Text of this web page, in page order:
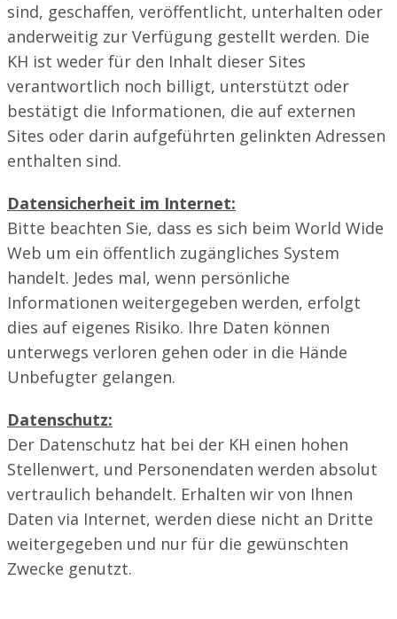
sind, geschaffen, veröffentlicht, unterhalten oder
anderweitig zur Verfügung gestellt werden. Die
KH ist weder für den Inhalt dieser Sites
verantwortlich noch billigt, unterstützt oder
bestätigt die Informationen, die auf externen
Sites oder darin aufgeführten gelinkten Adressen
enthalten sind.
Datensicherheit im Internet:
Bitte beachten Sie, dass es sich beim World Wide
Web um ein öffentlich zugängliches System
handelt. Jedes mal, wenn persönliche
Informationen weitergegeben werden, erfolgt
dies auf eigenes Risiko. Ihre Daten können
unterwegs verloren gehen oder in die Hände
Unbefugter gelangen.
Datenschutz:
Der Datenschutz hat bei der KH einen hohen
Stellenwert, und Personendaten werden absolut
vertraulich behandelt. Erhalten wir von Ihnen
Daten via Internet, werden diese nicht an Dritte
weitergegeben und nur für die gewünschten
Zwecke genutzt.